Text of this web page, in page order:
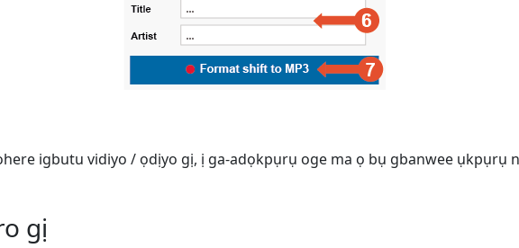
igbutu vidiyo / ọdịyo gị, ị ga-adọkpụrụ oge ma ọ bụ gbanwee ụkpụrụ
gị